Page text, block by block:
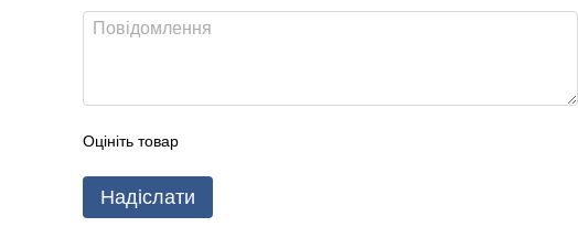
Оцініть товар
Надіслати